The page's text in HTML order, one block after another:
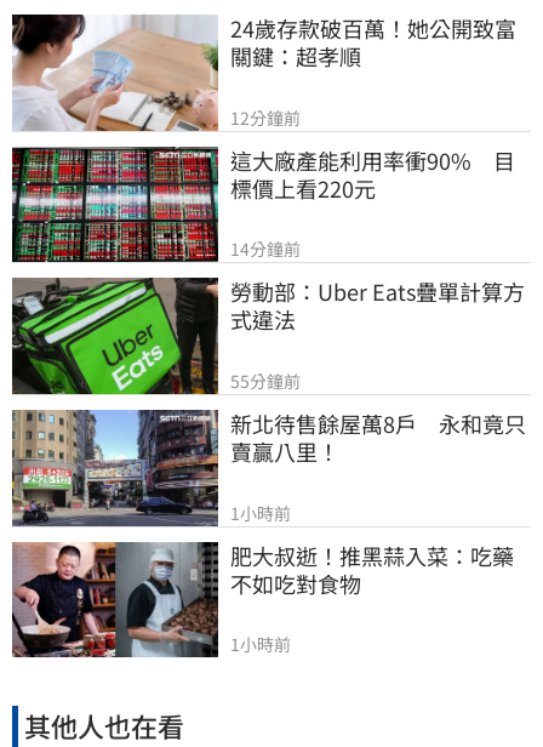
24歲存款破百萬！她公開致富
關鍵：超孝順
12分鐘前
這大廠產能利用率衝90%　目
標價上看220元
14分鐘前
勞動部：Uber Eats疊單計算方
式違法
55分鐘前
新北待售餘屋萬8戶　永和竟只
賣贏八里！
1小時前
肥大叔逝！推黑蒜入菜：吃藥
不如吃對食物
1小時前
其他人也在看